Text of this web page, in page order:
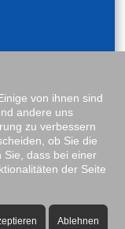
von ihnen sind
andere uns
zu verbessern
ob Sie die
Sie, dass bei einer
der Seite
Ablehnen